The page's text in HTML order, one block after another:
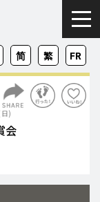
ZH-
CN
ZH-
TW
FR
)
会